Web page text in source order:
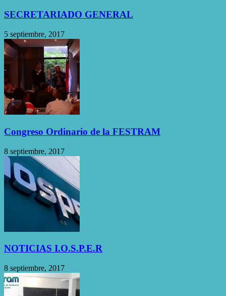
SECRETARIADO GENERAL
5 septiembre, 2017
Congreso Ordinario de la FESTRAM
8 septiembre, 2017
NOTICIAS I.O.S.P.E.R
8 septiembre, 2017